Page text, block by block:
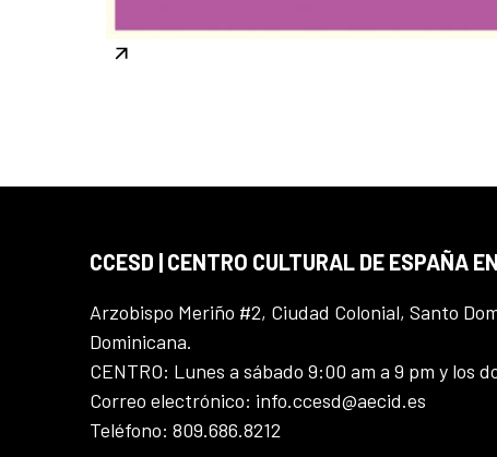
CCESD | CENTRO CULTURAL DE ESPAÑA
Arzobispo Meriño #2, Ciudad Colonial, Santo
Dominicana.
CENTRO: Lunes a sábado 9:00 am a 9 pm y los
Correo electrónico: info.ccesd@aecid.es
Teléfono: 809.686.8212